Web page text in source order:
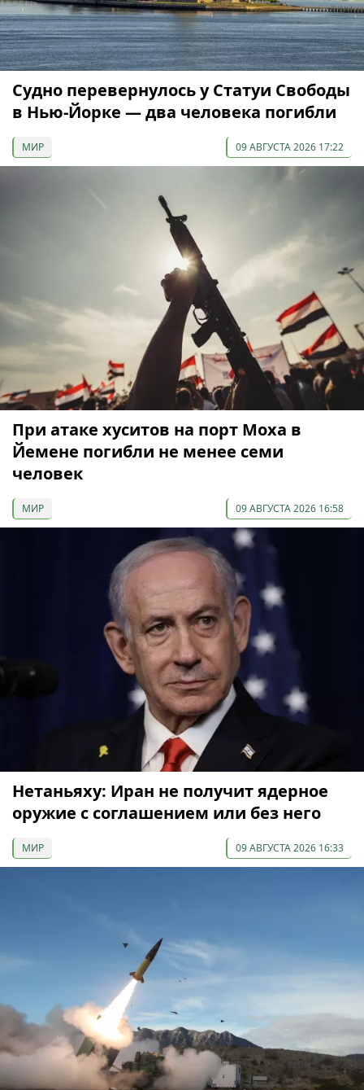
Судно перевернулось у Статуи Свободы
в Нью-Йорке — два человека погибли
МИР 09 АВГУСТА 2026 17:22
При атаке хуситов на порт Моха в
Йемене погибли не менее семи
человек
МИР 09 АВГУСТА 2026 16:58
Нетаньяху: Иран не получит ядерное
оружие с соглашением или без него
МИР 09 АВГУСТА 2026 16:33